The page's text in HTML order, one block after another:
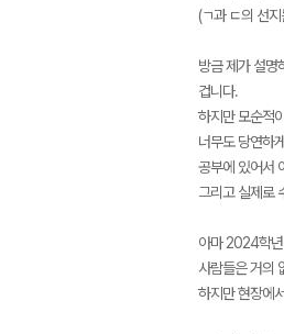
(ㄱ과 ㄷ의 선
방금 제가 설명
겁니다.
하지만 모순적
너무도 당연하
공부에 있어서
그리고 실제로
아마 2024학년
사람들은 거의
하지만 현장에